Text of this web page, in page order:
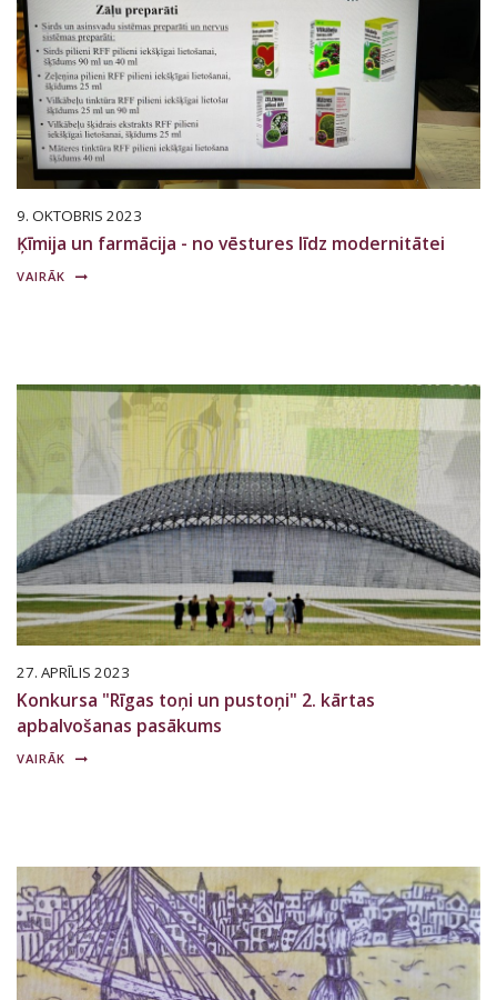
9. OKTOBRIS 2023
Ķīmija un farmācija - no vēstures līdz modernitātei
VAIRĀK
27. APRĪLIS 2023
Konkursa "Rīgas toņi un pustoņi" 2. kārtas
apbalvošanas pasākums
VAIRĀK